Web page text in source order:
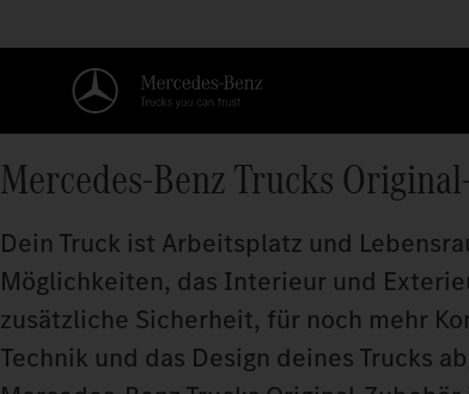
Mercedes‑Benz Trucks
Dein Truck ist Arbeitsplatz und
Möglichkeiten, das Interieur und
zusätzliche Sicherheit, für noch mehr
Technik und das Design deines Trucks